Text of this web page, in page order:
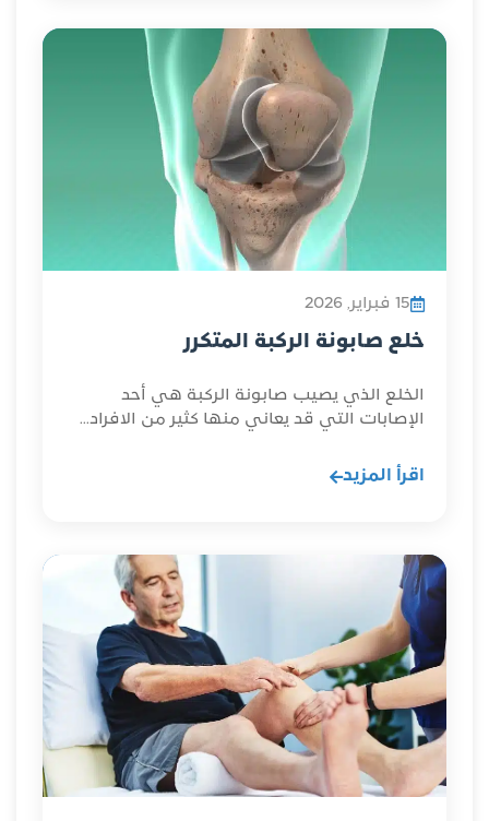
15 فبراير, 2026
خلع صابونة الركبة المتكرر
الخلع الذي يصيب صابونة الركبة هي أحد
الإصابات التي قد يعاني منها كثير من الافراد...
اقرأ المزيد